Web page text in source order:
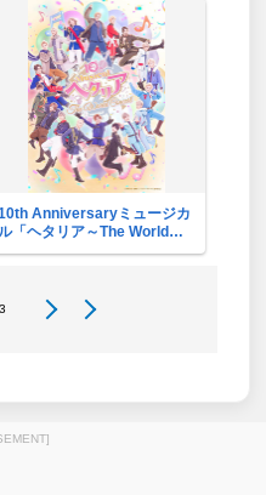
Anniversaryミュージカ
ル「ヘタリア～The World